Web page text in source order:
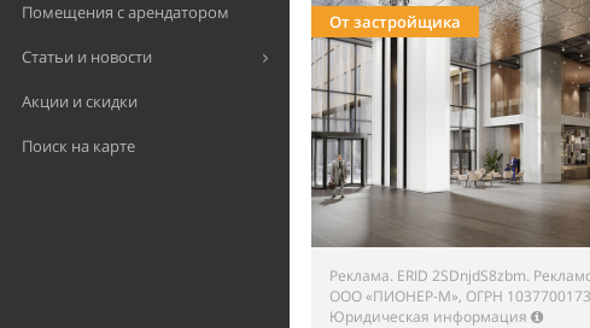
Помещения с арендатором
Статьи и новости
Акции и скидки
Поиск на карте
От застройщика
Реклама. ERID 2SDnjdS8zbm.
ООО «ПИОНЕР-М», ОГРН
Юридическая информация